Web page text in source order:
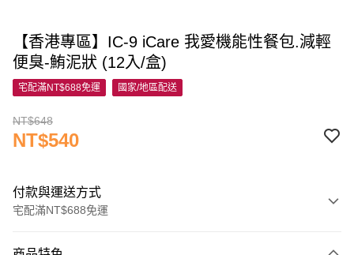
【香港專區】IC-9 iCare 我愛機能性餐包.減輕
便臭-鮪泥狀 (12入/盒)
宅配滿NT$688免運 國家/地區配送
NT$648
NT$540
付款與運送方式
宅配滿NT$688免運